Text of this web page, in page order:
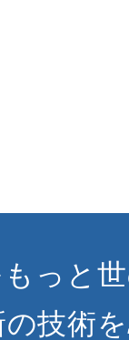
もっと
の技術